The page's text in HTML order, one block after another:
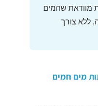
מוודאת שהמים
ללא צורך
מים חמים